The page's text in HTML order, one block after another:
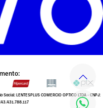
LENTESPLUS COMERCIO OPTICO LTDA - CNPJ: